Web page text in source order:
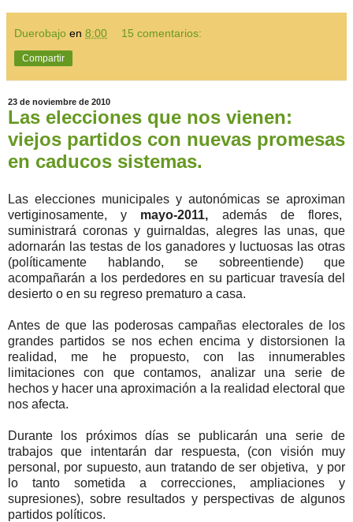
Duerobajo en 8:00 15 comentarios:
Compartir
23 de noviembre de 2010
Las elecciones que nos vienen:
viejos partidos con nuevas promesas
en caducos sistemas.
Las elecciones municipales y autonómicas se aproximan
vertiginosamente, y mayo-2011, además de flores,
suministrará coronas y guirnaldas, alegres las unas, que
adornarán las testas de los ganadores y luctuosas las otras
(políticamente hablando, se sobreentiende) que
acompañarán a los perdedores en su particuar travesía del
desierto o en su regreso prematuro a casa.
Antes de que las poderosas campañas electorales de los
grandes partidos se nos echen encima y distorsionen la
realidad, me he propuesto, con las innumerables
limitaciones con que contamos, analizar una serie de
hechos y hacer una aproximación a la realidad electoral que
nos afecta.
Durante los próximos días se publicarán una serie de
trabajos que intentarán dar respuesta, (con visión muy
personal, por supuesto, aun tratando de ser objetiva, y por
lo tanto sometida a correcciones, ampliaciones y
supresiones), sobre resultados y perspectivas de algunos
partidos políticos.